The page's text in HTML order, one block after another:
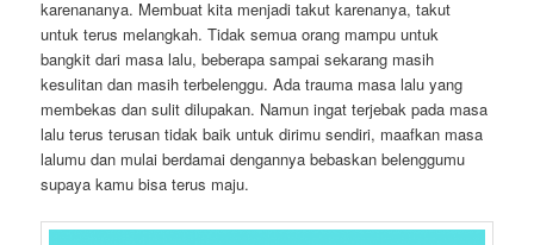
karenananya. Membuat kita menjadi takut karenanya, takut
untuk terus melangkah. Tidak semua orang mampu untuk
bangkit dari masa lalu, beberapa sampai sekarang masih
kesulitan dan masih terbelenggu. Ada trauma masa lalu yang
membekas dan sulit dilupakan. Namun ingat terjebak pada masa
lalu terus terusan tidak baik untuk dirimu sendiri, maafkan masa
lalumu dan mulai berdamai dengannya bebaskan belenggumu
supaya kamu bisa terus maju.